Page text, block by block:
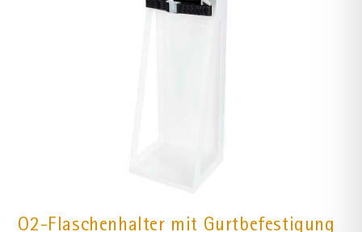
O2-Flaschenhalter mit Gurtbefestigung